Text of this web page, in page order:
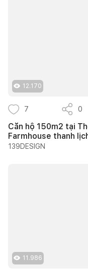
12.170
7 0
Căn hộ 150m2 tại
Farmhouse thanh
139DESIGN
11.986